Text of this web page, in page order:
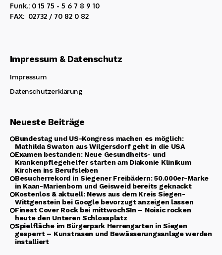
Funk.: 0 15 75 - 5 6 7 8 9 10
FAX: 02732 / 70 82 0 82
Impressum & Datenschutz
Impressum
Datenschutzerklärung
Neueste Beiträge
Bundestag und US-Kongress machen es möglich:
Mathilda Swaton aus Wilgersdorf geht in die USA
Examen bestanden: Neue Gesundheits- und
Krankenpflegehelfer starten am Diakonie Klinikum
Kirchen ins Berufsleben
Besucherrekord in Siegener Freibädern: 50.000er-Marke
in Kaan-Marienborn und Geisweid bereits geknackt
Kostenlos & aktuell: News aus dem Kreis Siegen-
Wittgenstein bei Google bevorzugt anzeigen lassen
Finest Cover Rock bei mittwochSIn – Noisic rocken
heute den Unteren Schlossplatz
Spielfläche im Bürgerpark Herrengarten in Siegen
gesperrt – Kunstrasen und Bewässerungsanlage werden
installiert